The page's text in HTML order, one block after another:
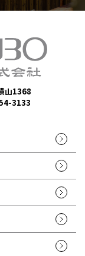
山1368
3133